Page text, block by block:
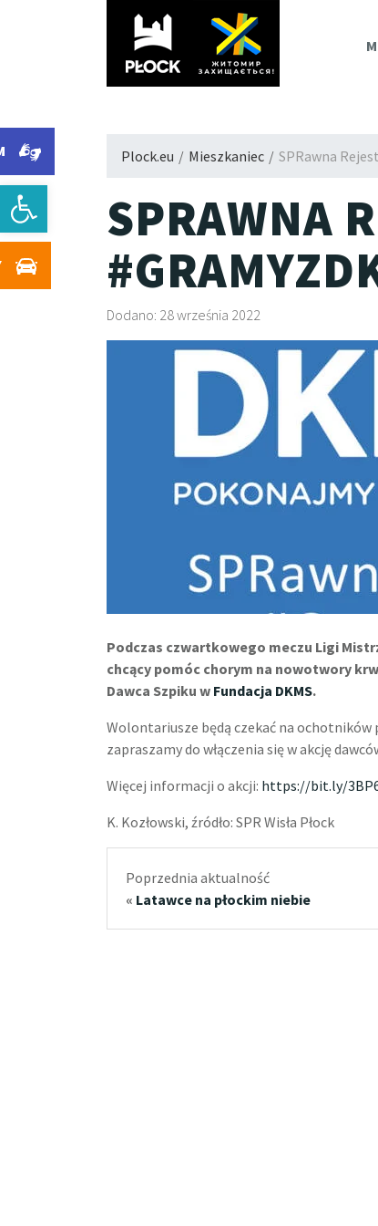
Otwórz pasek narzędzi
Plock.eu / Mieszkaniec / SPRawna
SPRAWNA
Dodano: 28 września 2022
Podczas czwartkowego meczu Ligi
chcący pomóc chorym na nowotwory
Dawca Szpiku w Fundacja DKMS.
Wolontariusze będą czekać na ochotników
zapraszamy do włączenia się w akcję
Więcej informacji o akcji: https://bit.ly/
K. Kozłowski, źródło: SPR Wisła Płock
Poprzednia aktualność
« Latawce na płockim niebie